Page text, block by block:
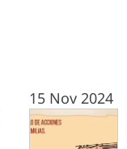
15 Nov 2024